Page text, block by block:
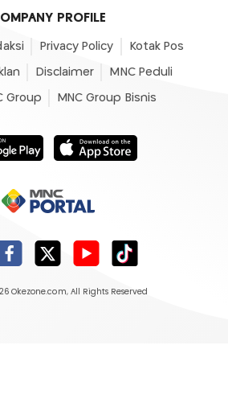
PROFILE
Privacy Policy Kotak Pos
Disclaimer MNC Peduli
Group MNC Group Bisnis
Okezone.com, All Rights Reserved